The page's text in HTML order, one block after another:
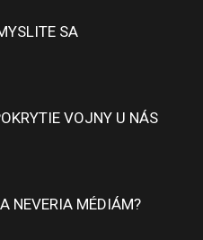
SA
VOJNY U NÁS
NEVERIA MÉDIÁM?